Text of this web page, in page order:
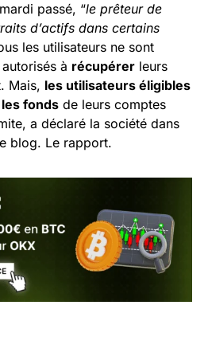
passé, “le prêteur de
d’actifs dans certains
les utilisateurs ne sont
à récupérer leurs
Mais, les utilisateurs éligibles
fonds de leurs comptes
a déclaré la société dans
blog. Le rapport.